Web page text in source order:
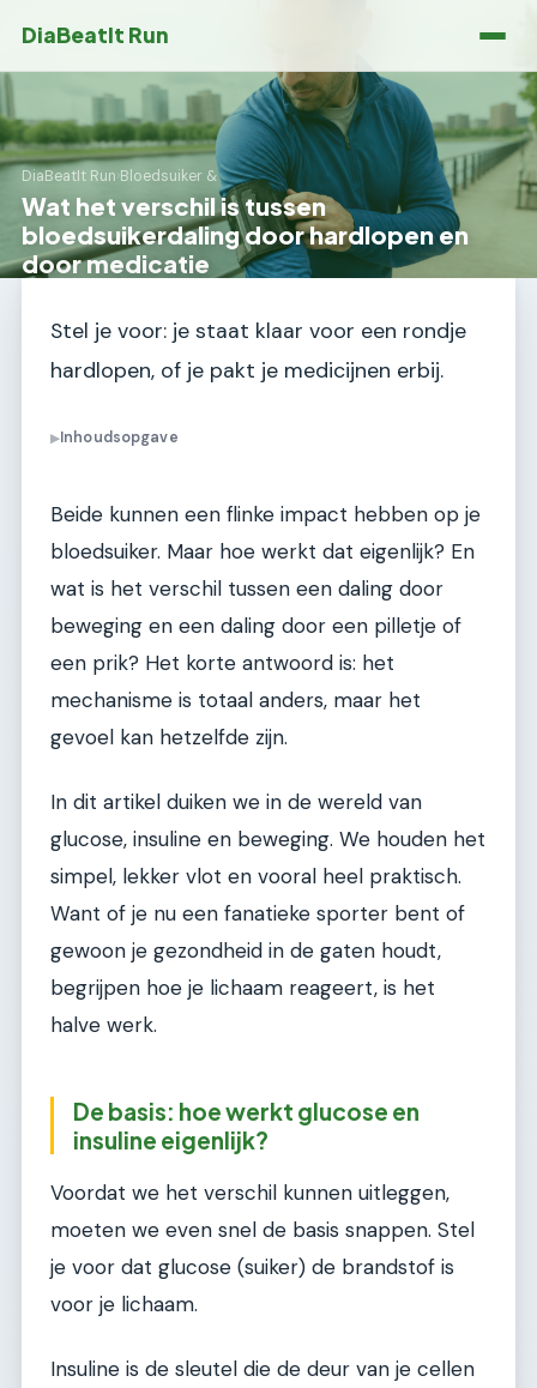
DiaBeatIt Run
DiaBeatIt Run›Bloedsuiker &
Wat het verschil is tussen
bloedsuikerdaling door hardlopen en
door medicatie
Stel je voor: je staat klaar voor een rondje
hardlopen, of je pakt je medicijnen erbij.
▶Inhoudsopgave
Beide kunnen een flinke impact hebben op je
bloedsuiker. Maar hoe werkt dat eigenlijk? En
wat is het verschil tussen een daling door
beweging en een daling door een pilletje of
een prik? Het korte antwoord is: het
mechanisme is totaal anders, maar het
gevoel kan hetzelfde zijn.
In dit artikel duiken we in de wereld van
glucose, insuline en beweging. We houden het
simpel, lekker vlot en vooral heel praktisch.
Want of je nu een fanatieke sporter bent of
gewoon je gezondheid in de gaten houdt,
begrijpen hoe je lichaam reageert, is het
halve werk.
De basis: hoe werkt glucose en
insuline eigenlijk?
Voordat we het verschil kunnen uitleggen,
moeten we even snel de basis snappen. Stel
je voor dat glucose (suiker) de brandstof is
voor je lichaam.
Insuline is de sleutel die de deur van je cellen